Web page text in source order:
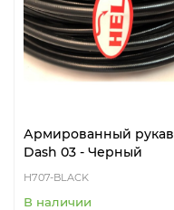
Армированный рукав
Dash 03 - Черный
H707-BLACK
В наличии